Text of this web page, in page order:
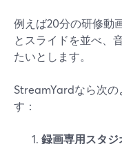
例えば20分の研修動
とスライドを並べ、
たいとします。
StreamYardなら次
す：
録画専用スタジ